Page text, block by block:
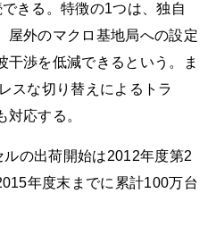
きる。特徴の1つは、独自
屋外のマクロ基地局への設定
干渉を低減できるという。ま
スな切り替えによるトラ
応する。
の出荷開始は2012年度第2
年度末までに累計100万台